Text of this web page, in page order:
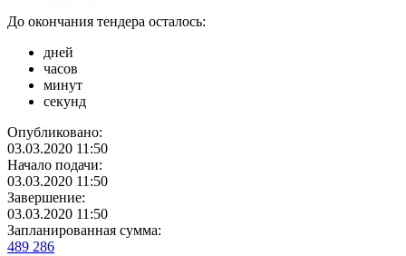
До окончания тендера осталось:
дней
часов
минут
секунд
Опубликовано:
03.03.2020 11:50
Начало подачи:
03.03.2020 11:50
Завершение:
03.03.2020 11:50
Запланированная сумма:
489 286